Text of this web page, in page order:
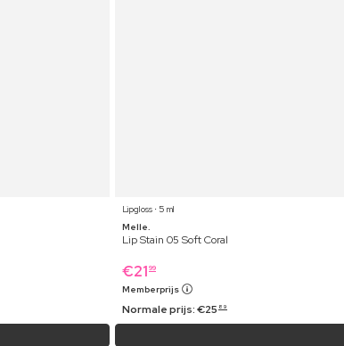
Lipgloss ⋅ 5 ml
Melle.
Lip Stain 05 Soft Coral
€21 99
Memberprijs
Normale prijs:€25 89